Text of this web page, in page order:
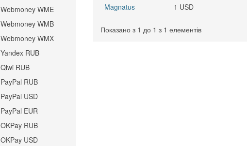
Webmoney WME
Webmoney WMB
Webmoney WMX
Yandex RUB
Qiwi RUB
PayPal RUB
PayPal USD
PayPal EUR
OKPay RUB
OKPay USD
Magnatus
1 USD
Показано з 1 до 1 з 1 елементів